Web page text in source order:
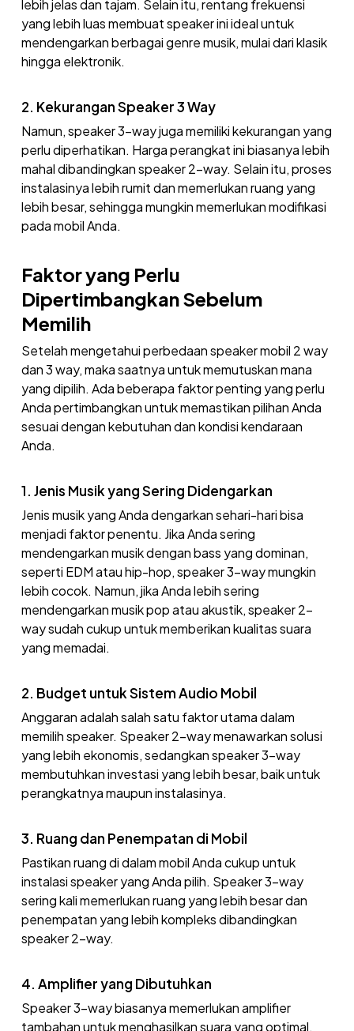
lebih jelas dan tajam. Selain itu, rentang frekuensi
yang lebih luas membuat speaker ini ideal untuk
mendengarkan berbagai genre musik, mulai dari klasik
hingga elektronik.
2. Kekurangan Speaker 3 Way
Namun, speaker 3-way juga memiliki kekurangan yang
perlu diperhatikan. Harga perangkat ini biasanya lebih
mahal dibandingkan speaker 2-way. Selain itu, proses
instalasinya lebih rumit dan memerlukan ruang yang
lebih besar, sehingga mungkin memerlukan modifikasi
pada mobil Anda.
Faktor yang Perlu
Dipertimbangkan Sebelum
Memilih
Setelah mengetahui perbedaan speaker mobil 2 way
dan 3 way, maka saatnya untuk memutuskan mana
yang dipilih. Ada beberapa faktor penting yang perlu
Anda pertimbangkan untuk memastikan pilihan Anda
sesuai dengan kebutuhan dan kondisi kendaraan
Anda.
1. Jenis Musik yang Sering Didengarkan
Jenis musik yang Anda dengarkan sehari-hari bisa
menjadi faktor penentu. Jika Anda sering
mendengarkan musik dengan bass yang dominan,
seperti EDM atau hip-hop, speaker 3-way mungkin
lebih cocok. Namun, jika Anda lebih sering
mendengarkan musik pop atau akustik, speaker 2-
way sudah cukup untuk memberikan kualitas suara
yang memadai.
2. Budget untuk Sistem Audio Mobil
Anggaran adalah salah satu faktor utama dalam
memilih speaker. Speaker 2-way menawarkan solusi
yang lebih ekonomis, sedangkan speaker 3-way
membutuhkan investasi yang lebih besar, baik untuk
perangkatnya maupun instalasinya.
3. Ruang dan Penempatan di Mobil
Pastikan ruang di dalam mobil Anda cukup untuk
instalasi speaker yang Anda pilih. Speaker 3-way
sering kali memerlukan ruang yang lebih besar dan
penempatan yang lebih kompleks dibandingkan
speaker 2-way.
4. Amplifier yang Dibutuhkan
Speaker 3-way biasanya memerlukan amplifier
tambahan untuk menghasilkan suara yang optimal,